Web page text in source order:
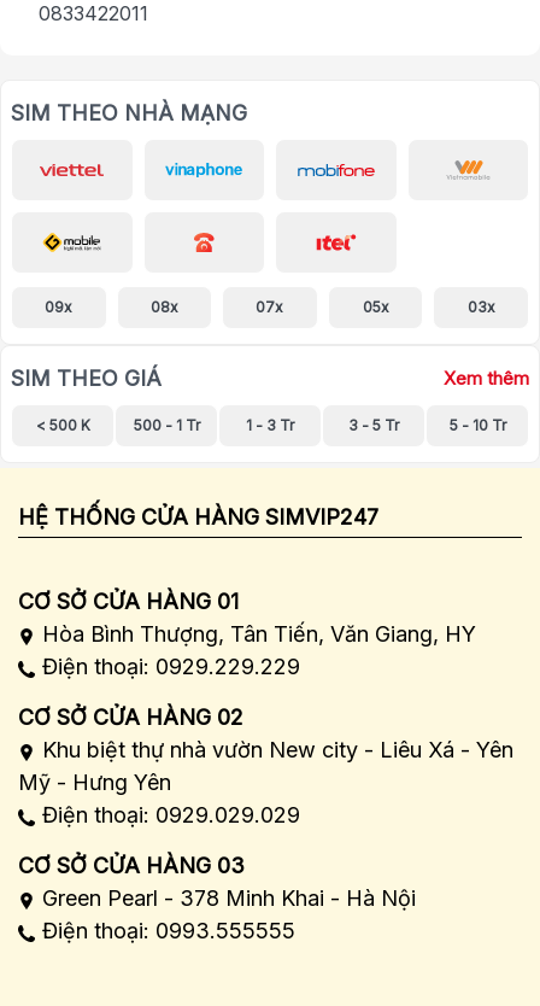
0833422011
SIM THEO NHÀ MẠNG
09x 08x 07x 05x 03x
SIM THEO GIÁ Xem thêm
< 500 K 500 - 1 Tr 1 - 3 Tr 3 - 5 Tr 5 - 10 Tr
HỆ THỐNG CỬA HÀNG SIMVIP247
CƠ SỞ CỬA HÀNG 01
Hòa Bình Thượng, Tân Tiến, Văn Giang, HY
Điện thoại: 0929.229.229
CƠ SỞ CỬA HÀNG 02
Khu biệt thự nhà vườn New city - Liêu Xá - Yên
Mỹ - Hưng Yên
Điện thoại: 0929.029.029
CƠ SỞ CỬA HÀNG 03
Green Pearl - 378 Minh Khai - Hà Nội
Điện thoại: 0993.555555